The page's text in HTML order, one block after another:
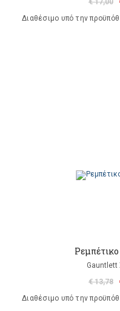
€ 17,00
Διαθέσιμο υπό την
Gauntlett
€ 13,78
Διαθέσιμο υπό την